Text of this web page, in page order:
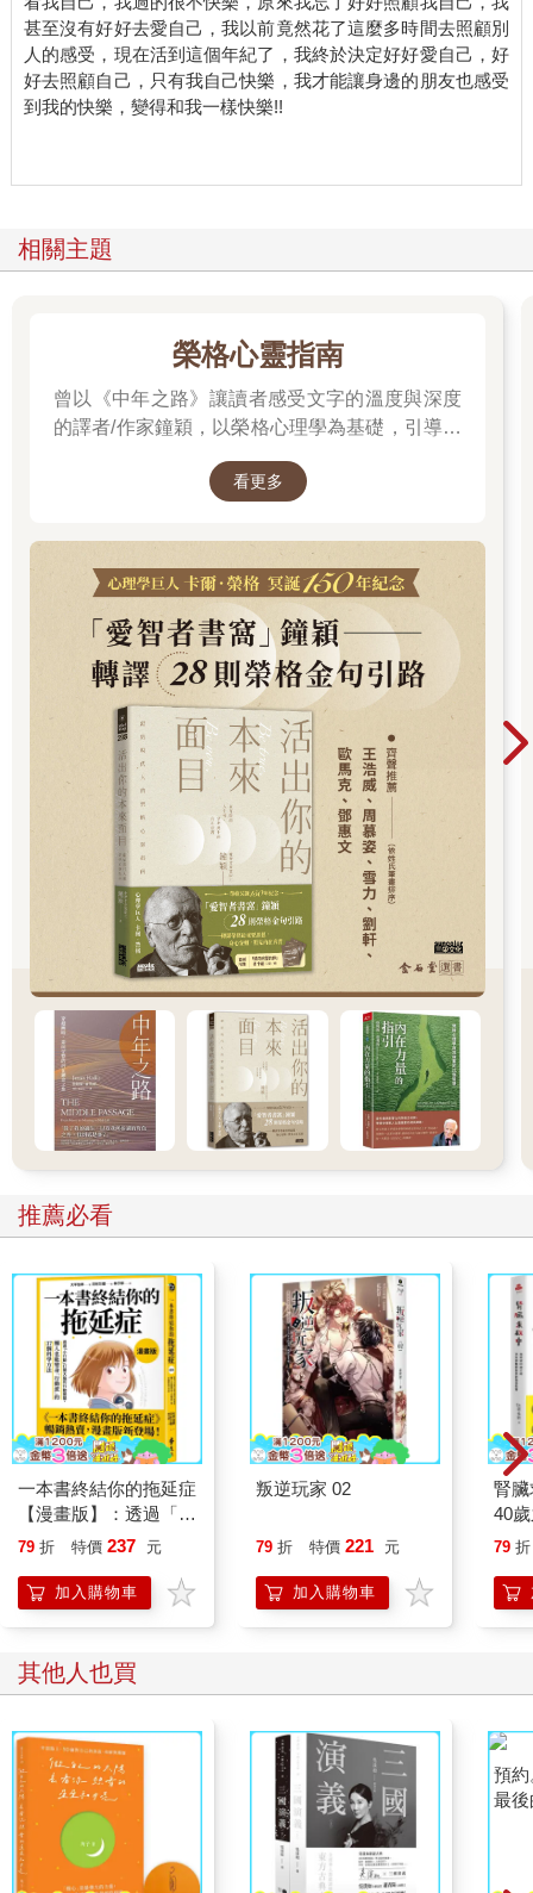
甚至沒有好好去愛自己，我以前竟然花了這麼多時間去照顧別
人的感受，現在活到這個年紀了，我終於決定好好愛自己，好
好去照顧自己，只有我自己快樂，我才能讓身邊的朋友也感受
到我的快樂，變得和我一樣快樂!!
相關主題
榮格心靈指南
曾以《中年之路》讓讀者感受文字的溫度與深度
的譯者/作家鐘穎，以榮格心理學為基礎，引導你
間，你是否忘了真正的自己？文字溫柔卻不逃避
的自己……想知道如何開始這段心靈旅程嗎？
看更多
推薦必看
一本書終結你的拖延症
【漫畫版】：透過「小
行動」打開大腦的行動
「行動派」的37個科
學方法
79 折 特價 237 元
加入購物車
叛逆玩家 02
79 折 特價 221 元
加入購物車
腎
40
就
79 折
其他人也買